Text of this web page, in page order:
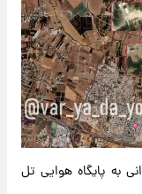
به پایگاه هوایی تل